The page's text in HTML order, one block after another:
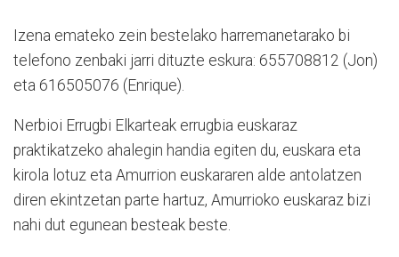
Izena emateko zein bestelako harremanetarako bi
telefono zenbaki jarri dituzte eskura: 655708812 (Jon)
eta 616505076 (Enrique).
Nerbioi Errugbi Elkarteak errugbia euskaraz
praktikatzeko ahalegin handia egiten du, euskara eta
kirola lotuz eta Amurrion euskararen alde antolatzen
diren ekintzetan parte hartuz, Amurrioko euskaraz bizi
nahi dut egunean besteak beste.